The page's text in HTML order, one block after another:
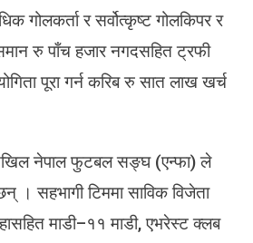
गोलकर्ता र सर्वोत्कृष्ट गोलकिपर र
रु पाँच हजार नगदसहित ट्रफी
पूरा गर्न करिब रु सात लाख खर्च
नेपाल फुटबल सङ्घ (एन्फा) ले
। सहभागी टिममा साविक विजेता
माडी–११ माडी, एभरेस्ट क्लब